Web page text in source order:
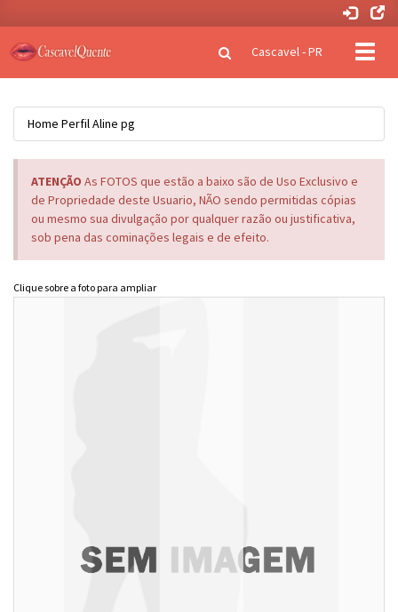
Clique
Cascavel - PR
Home PerfilAline pg
ATENÇÃO As FOTOS que estão a baixo são de Uso Exclusivo e
de Propriedade deste Usuario, NÃO sendo permitidas cópias
ou mesmo sua divulgação por qualquer razão ou justificativa,
sob pena das cominações legais e de efeito.
Clique sobre a foto para ampliar